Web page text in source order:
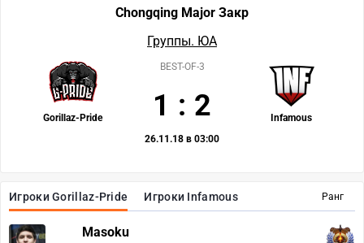
Ранг
Игроки Gorillaz-Pride Игроки Infamous
Masoku
Chongqing Major Закр
Группы. ЮА
Gorillaz-Pride Infamous
BEST-OF-3
1 : 2
26.11.18 в 03:00